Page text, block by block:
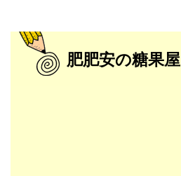
肥肥安の糖果屋